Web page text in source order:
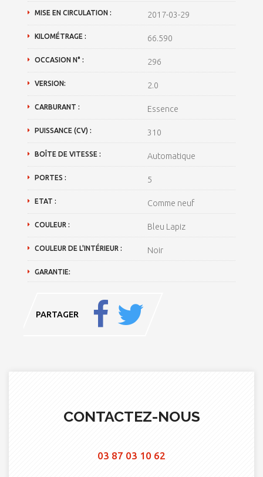
MISE EN CIRCULATION : 2017-03-29
KILOMÉTRAGE : 66.590
OCCASION N° : 296
VERSION: 2.0
CARBURANT : Essence
PUISSANCE (CV) : 310
BOÎTE DE VITESSE : Automatique
PORTES : 5
ETAT : Comme neuf
COULEUR : Bleu Lapiz
COULEUR DE L'INTÉRIEUR : Noir
GARANTIE:
PARTAGER
CONTACTEZ-NOUS
03 87 03 10 62